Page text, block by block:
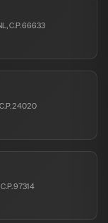
C.P. 66633
24020
97314